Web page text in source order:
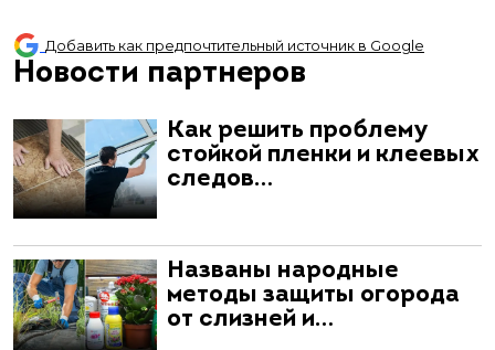
Добавить как предпочтительный источник в Google
Новости партнеров
Как решить проблему
стойкой пленки и клеевых
следов…
Названы народные
методы защиты огорода
от слизней и…